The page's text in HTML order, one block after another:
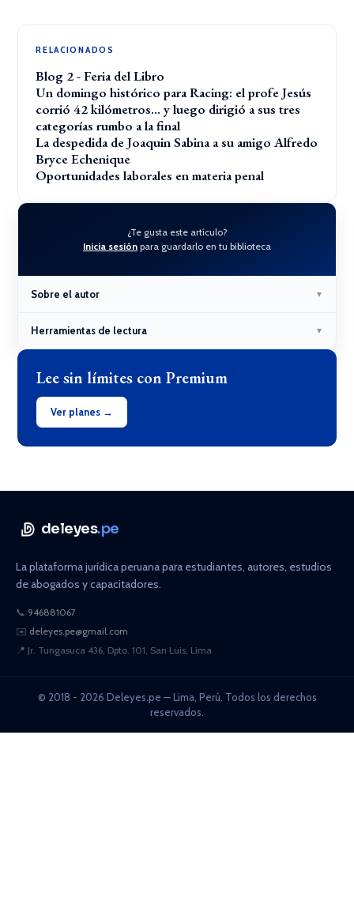
RELACIONADOS
Blog 2 - Feria del Libro
Un domingo histórico para Racing: el profe Jesús
corrió 42 kilómetros… y luego dirigió a sus tres
categorías rumbo a la final
La despedida de Joaquin Sabina a su amigo Alfredo
Bryce Echenique
Oportunidades laborales en materia penal
¿Te gusta este artículo?
Inicia sesión para guardarlo en tu biblioteca
Sobre el autor ▼
Herramientas de lectura ▼
Lee sin límites con Premium
Ver planes →
deleyes.pe
La plataforma jurídica peruana para estudiantes, autores, estudios
de abogados y capacitadores.
📞 946881067
✉️ deleyes.pe@gmail.com
📍 Jr. Tungasuca 436, Dpto. 101, San Luis, Lima
© 2018 - 2026 Deleyes.pe — Lima, Perú. Todos los derechos
reservados.